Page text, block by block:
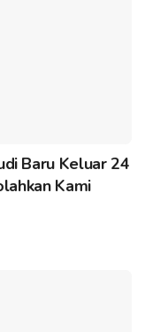
Baru Keluar 24
Kami